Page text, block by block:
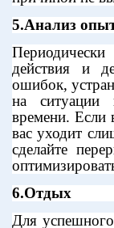
5.Анализ
действия и
ошибок,
на
времени. Если
вас уходит
сделайте
6.Отдых
Для